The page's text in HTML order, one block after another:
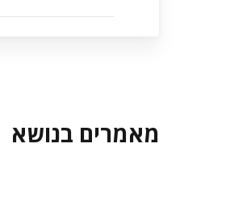
מאמרים בנושא